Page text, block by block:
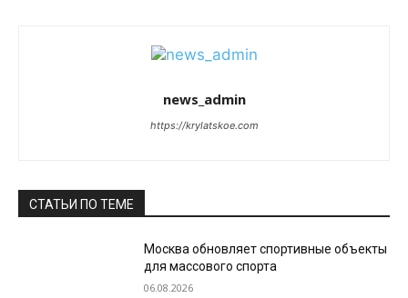
news_admin
https://krylatskoe.com
СТАТЬИ ПО ТЕМЕ
Москва обновляет спортивные объекты
для массового спорта
06.08.2026